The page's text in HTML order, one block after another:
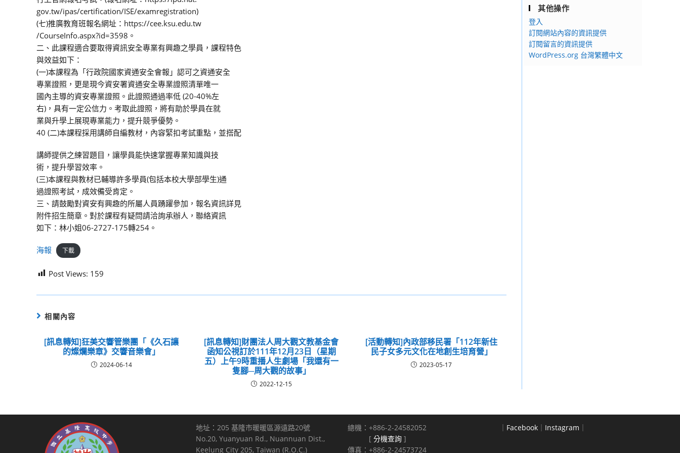
gov.tw/ipas/certification/ISE/examregistration)
(七)推廣教育班報名網址：https://cee.ksu.edu.tw
/CourseInfo.aspx?id=3598。
二、此課程適合要取得資訊安全專業有興趣之學員，課程特色
與效益如下：
(一)本課程為「行政院國家資通安全會報」認可之資通安全
專業證照，更是現今資安署資通安全專業證照清單唯一
國內主導的資安專業證照。此證照通過率低 (20-40%左
右)，具有一定公信力。考取此證照，將有助於學員在就
業與升學上展現專業能力，提升競爭優勢。
40 (二)本課程採用講師自編教材，內容緊扣考試重點，並搭配
講師提供之練習題目，讓學員能快速掌握專業知識與技
術，提升學習效率。
(三)本課程與教材已輔導許多學員(包括本校大學部學生)通
過證照考試，成效備受肯定。
三、請鼓勵對資安有興趣的所屬人員踴躍參加，報名資訊詳見
附件招生簡章。對於課程有疑問請洽詢承辦人，聯絡資訊
如下：林小姐06-2727-175轉254。
海報 下載
Post Views: 159
相關內容
[訊息轉知]狂美交響管樂團「《久石讓
的燦爛樂章》交響音樂會」
2024-06-14
[訊息轉知]財團法人周大觀文教基金會
函知公視訂於111年12月23日（星期
五）上午9時重播人生劇場「我還有一
隻腳─周大觀的故事」
2022-12-15
[活動轉知]內政部移民署「112年新住
民子女多元文化在地創生培育營」
2023-05-17
其他操作
登入
訂閱網站內容的資訊提供
訂閱留言的資訊提供
WordPress.org 台灣繁體中文
地址：205 基隆市暖暖區源遠路20號
No.20, Yuanyuan Rd., Nuannuan Dist.,
Keelung City 205, Taiwan (R.O.C.)
總機：+886-2-24582052
[ 分機查詢 ]
傳真：+886-2-24573724
｜ Facebook ｜ Instagram ｜